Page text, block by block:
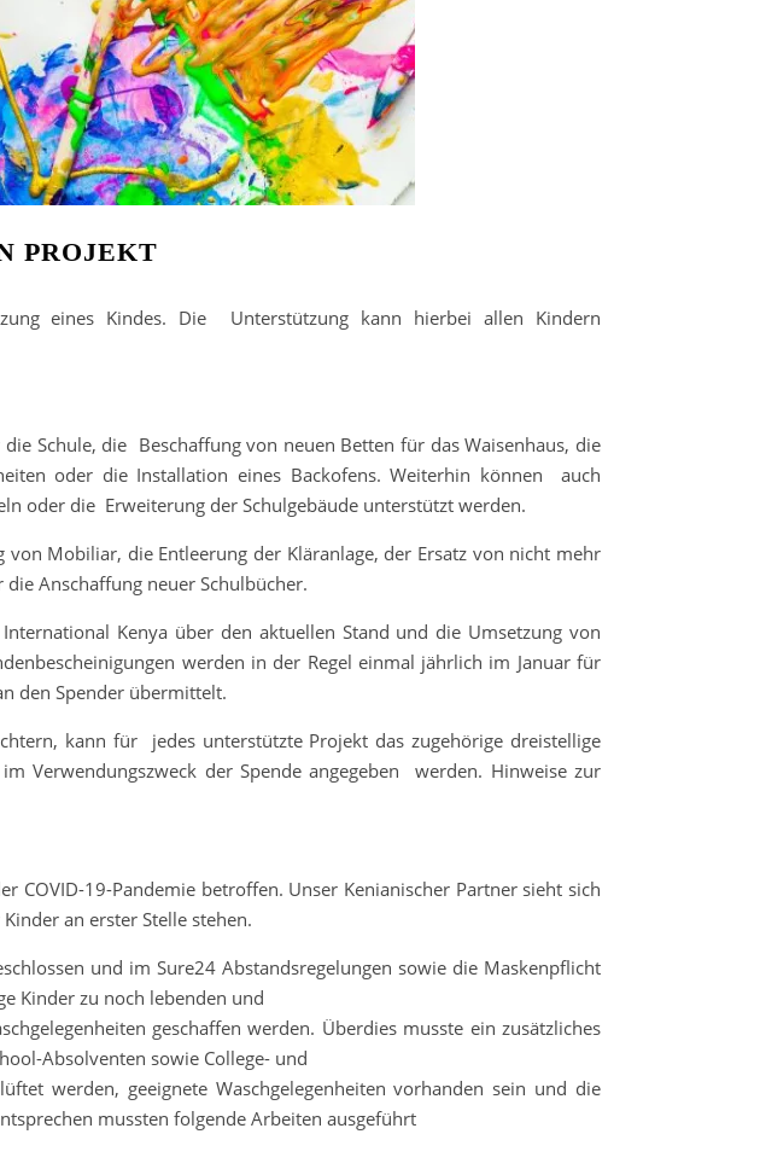
PROJEKT
eines Kindes. Die Unterstützung kann hierbei allen Kindern
Schule, die Beschaffung von neuen Betten für das Waisenhaus, die
oder die Installation eines Backofens. Weiterhin können auch
oder die Erweiterung der Schulgebäude unterstützt werden.
Mobiliar, die Entleerung der Kläranlage, der Ersatz von nicht mehr
Anschaffung neuer Schulbücher.
Kenya über den aktuellen Stand und die Umsetzung von
werden in der Regel einmal jährlich im Januar für
den Spender übermittelt.
kann für jedes unterstützte Projekt das zugehörige dreistellige
Verwendungszweck der Spende angegeben werden. Hinweise zur
COVID-19-Pandemie betroffen. Unser Kenianischer Partner sieht sich
an erster Stelle stehen.
und im Sure24 Abstandsregelungen sowie die Maskenpflicht
Kinder zu noch lebenden und
geschaffen werden. Überdies musste ein zusätzliches
Absolventen sowie College- und
werden, geeignete Waschgelegenheiten vorhanden sein und die
mussten folgende Arbeiten ausgeführt